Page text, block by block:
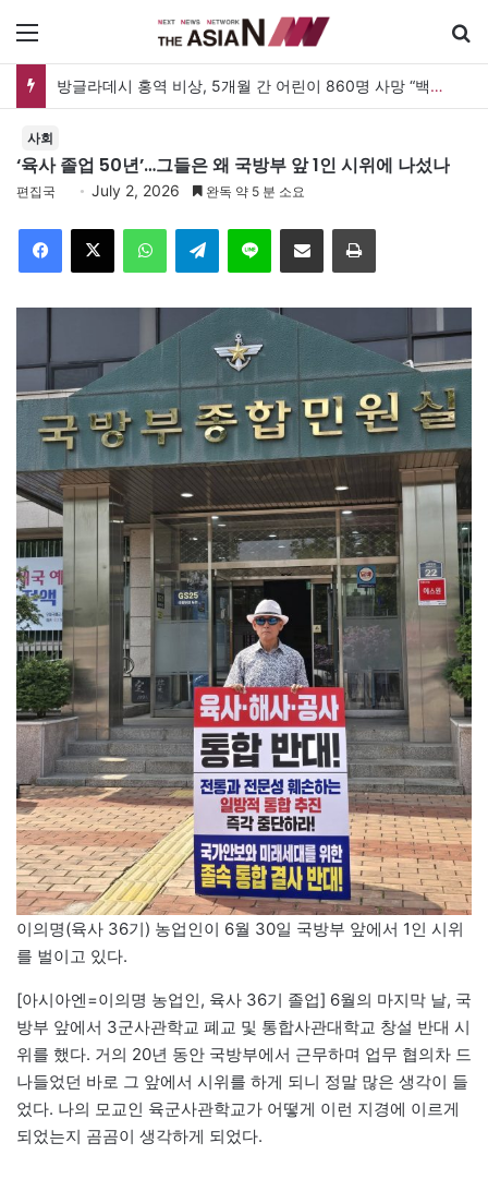
메뉴
방글라데시 홍역 비상, 5개월 간 어린이 860명 사망 “백신 조달 시스템 변경이 화근”
사회
‘육사 졸업 50년’…그들은 왜 국방부 앞 1인 시위에 나섰나
편집국 July 2, 2026 완독 약 5 분 소요
Facebook
X WhatsAppTelegramLine 이메일 인쇄
이의명(육사 36기) 농업인이 6월 30일 국방부 앞에서 1인 시위
를 벌이고 있다.
[아시아엔=이의명 농업인, 육사 36기 졸업] 6월의 마지막 날, 국
방부 앞에서 3군사관학교 폐교 및 통합사관대학교 창설 반대 시
위를 했다. 거의 20년 동안 국방부에서 근무하며 업무 협의차 드
나들었던 바로 그 앞에서 시위를 하게 되니 정말 많은 생각이 들
었다. 나의 모교인 육군사관학교가 어떻게 이런 지경에 이르게
되었는지 곰곰이 생각하게 되었다.